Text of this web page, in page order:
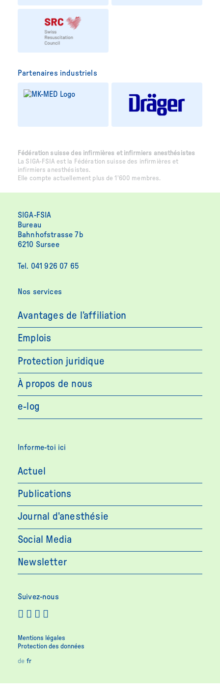
Partenaires industriels
Fédération suisse des infirmières et infirmiers anesthésistes
La SIGA-FSIA est la Fédération suisse des infirmières et
infirmiers anesthésistes.
Elle compte actuellement plus de 1'600 membres.
SIGA-FSIA
Bureau
Bahnhofstrasse 7b
6210 Sursee
Tel. 041 926 07 65
Nos services
Avantages de l’affiliation
Emplois
Protection juridique
À propos de nous
e-log
Informe-toi ici
Actuel
Publications
Journal d'anesthésie
Social Media
Newsletter
Suivez-nous
Mentions légales
Protection des données
de fr